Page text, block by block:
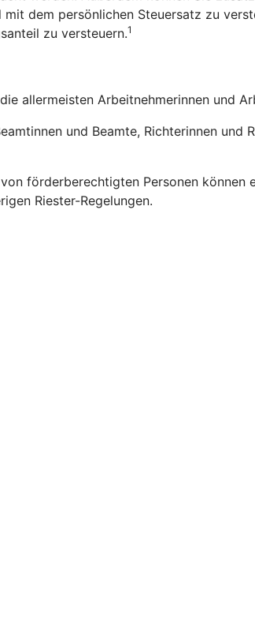
dem persönlichen Steuersatz zu
zu versteuern.1
allermeisten Arbeitnehmerinnen und
und Beamte, Richterinnen und
förderberechtigten Personen können
Riester-Regelungen.